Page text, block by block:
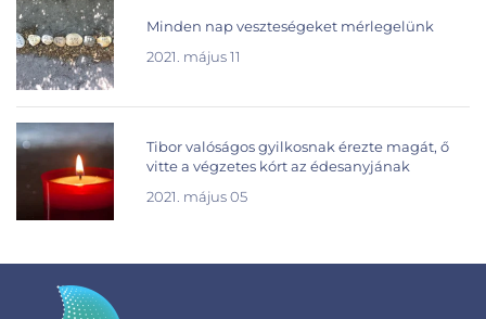
Minden nap veszteségeket mérlegelünk
2021. május 11
Tibor valóságos gyilkosnak érezte magát, ő
vitte a végzetes kórt az édesanyjának
2021. május 05